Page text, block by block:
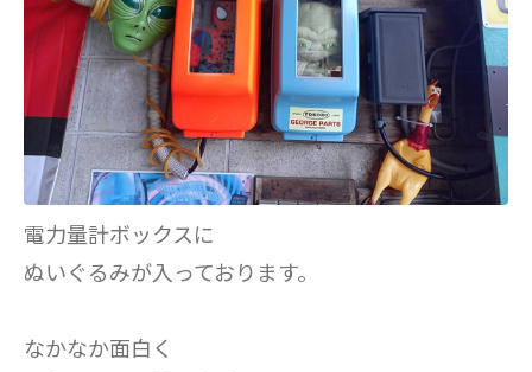
電力量計ボックスに
ぬいぐるみが入っております。
なかなか面白く